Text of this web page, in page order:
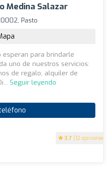
Medina Salazar
3.7 (12 opiniones)
Pasto
esperan para brindarle
uno de nuestros servicios:
de regalo, alquiler de
Seguir leyendo